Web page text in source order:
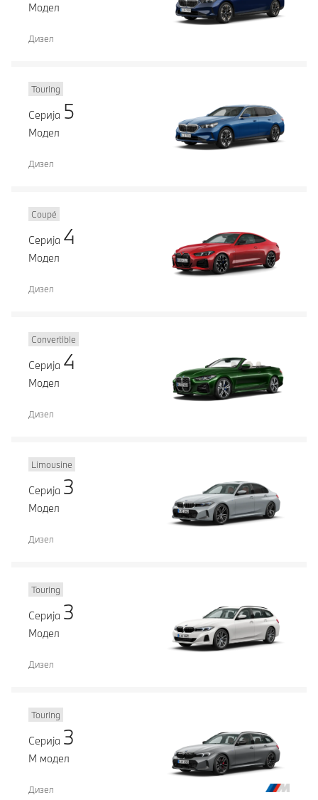
Модел
Дизел
Touring
Серија 5
Модел
Дизел
Coupé
Серија 4
Модел
Дизел
Convertible
Серија 4
Модел
Дизел
Limousine
Серија 3
Модел
Дизел
Touring
Серија 3
Модел
Дизел
Touring
Серија 3
М модел
Дизел